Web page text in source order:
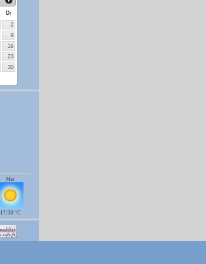
Di
2
9
16
23
30
Mar
17/30 °C